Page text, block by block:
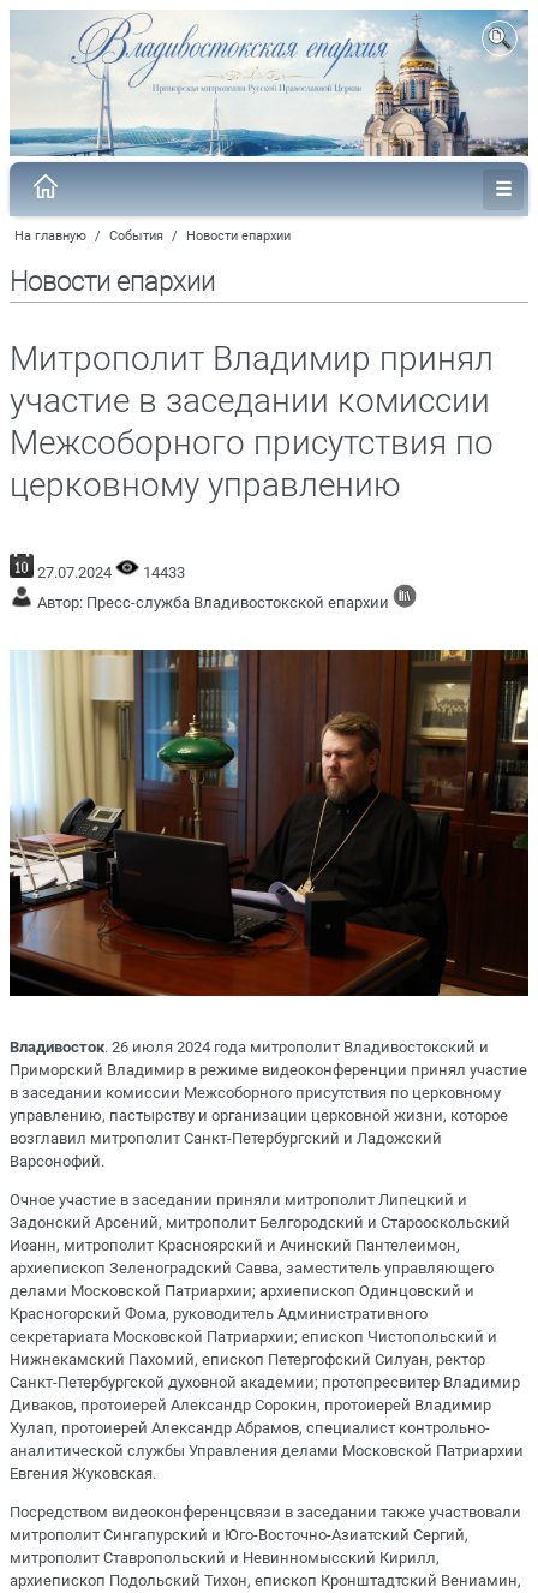
На главную / События / Новости епархии
Новости епархии
Митрополит Владимир принял
участие в заседании комиссии
Межсоборного присутствия по
церковному управлению
27.07.2024
14433
Автор: Пресс-служба Владивостокской епархии
Владивосток. 26 июля 2024 года митрополит Владивостокский и
Приморский Владимир в режиме видеоконференции принял участие
в заседании комиссии Межсоборного присутствия по церковному
управлению, пастырству и организации церковной жизни, которое
возглавил митрополит Санкт-Петербургский и Ладожский
Варсонофий.
Очное участие в заседании приняли митрополит Липецкий и
Задонский Арсений, митрополит Белгородский и Старооскольский
Иоанн, митрополит Красноярский и Ачинский Пантелеимон,
архиепископ Зеленоградский Савва, заместитель управляющего
делами Московской Патриархии; архиепископ Одинцовский и
Красногорский Фома, руководитель Административного
секретариата Московской Патриархии; епископ Чистопольский и
Нижнекамский Пахомий, епископ Петергофский Силуан, ректор
Санкт-Петербургской духовной академии; протопресвитер Владимир
Диваков, протоиерей Александр Сорокин, протоиерей Владимир
Хулап, протоиерей Александр Абрамов, специалист контрольно-
аналитической службы Управления делами Московской Патриархии
Евгения Жуковская.​
Посредством видеоконференцсвязи в заседании также участвовали
митрополит Сингапурский и Юго-Восточно-Азиатский Сергий,
митрополит Ставропольский и Невинномысский Кирилл,
архиепископ Подольский Тихон, епископ Кронштадтский Вениамин,